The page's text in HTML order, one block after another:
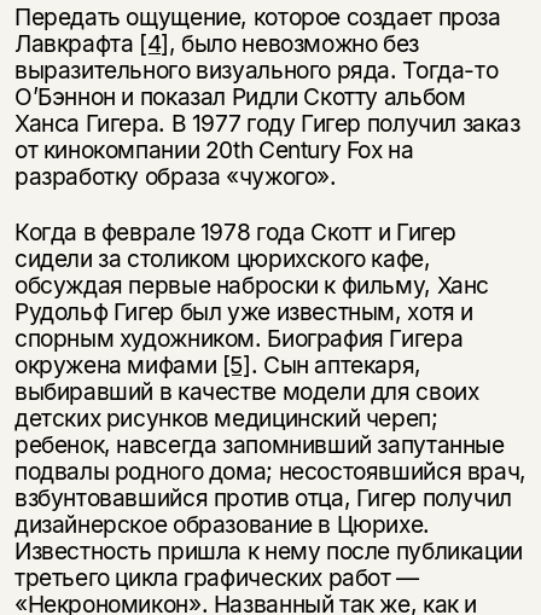
Передать ощущение, которое создает проза
Лавкрафта [4], было невозможно без
выразительного визуального ряда. Тогда-то
О’Бэннон и показал Ридли Скотту альбом
Ханса Гигера. В 1977 году Гигер получил заказ
от кинокомпании 20th Century Fox на
разработку образа «чужого».
Когда в феврале 1978 года Скотт и Гигер
сидели за столиком цюрихского кафе,
обсуждая первые наброски к фильму, Ханс
Рудольф Гигер был уже известным, хотя и
спорным художником. Биография Гигера
окружена мифами [5]. Сын аптекаря,
выбиравший в качестве модели для своих
детских рисунков медицинский череп;
ребенок, навсегда запомнивший запутанные
подвалы родного дома; несостоявшийся врач,
взбунтовавшийся против отца, Гигер получил
дизайнерское образование в Цюрихе.
Известность пришла к нему после публикации
третьего цикла графических работ —
«Некрономикон». Названный так же, как и